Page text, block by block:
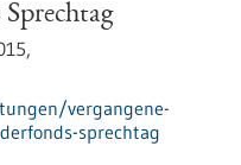
vergangene-
sprechtag